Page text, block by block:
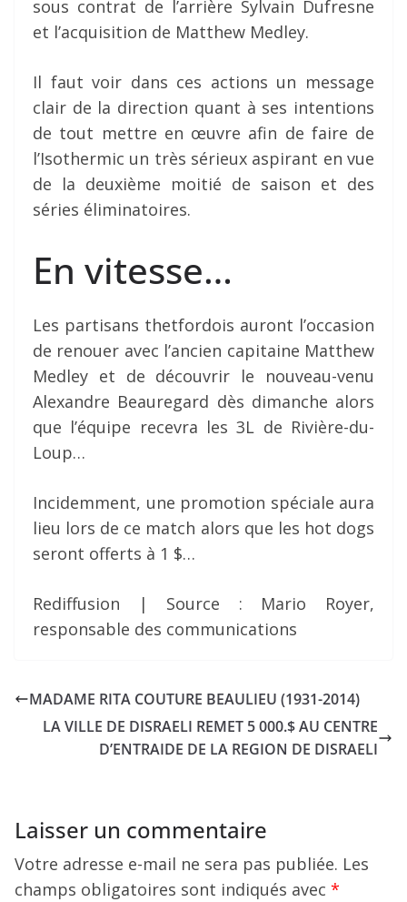
sous contrat de l’arrière Sylvain Dufresne
et l’acquisition de Matthew Medley.
Il faut voir dans ces actions un message
clair de la direction quant à ses intentions
de tout mettre en œuvre afin de faire de
l’Isothermic un très sérieux aspirant en vue
de la deuxième moitié de saison et des
séries éliminatoires.
En vitesse…
Les partisans thetfordois auront l’occasion
de renouer avec l’ancien capitaine Matthew
Medley et de découvrir le nouveau-venu
Alexandre Beauregard dès dimanche alors
que l’équipe recevra les 3L de Rivière-du-
Loup…
Incidemment, une promotion spéciale aura
lieu lors de ce match alors que les hot dogs
seront offerts à 1 $…
Rediffusion | Source : Mario Royer,
responsable des communications
MADAME RITA COUTURE BEAULIEU (1931-2014)
LA VILLE DE DISRAELI REMET 5 000.$ AU CENTRE
D’ENTRAIDE DE LA REGION DE DISRAELI
Laisser un commentaire
Votre adresse e-mail ne sera pas publiée. Les
champs obligatoires sont indiqués avec *